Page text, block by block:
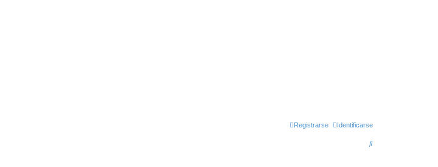
Identificarse
Registrarse
B